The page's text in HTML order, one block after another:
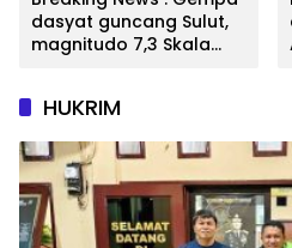
dasyat guncang Sulut,
magnitudo 7,3 Skala
HUKRIM